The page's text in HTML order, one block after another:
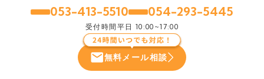
053-413-5510 054-293-5445
受付時間 平日 10:00~17:00
無料メール相談